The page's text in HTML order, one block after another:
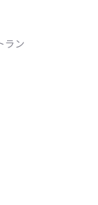
ラン